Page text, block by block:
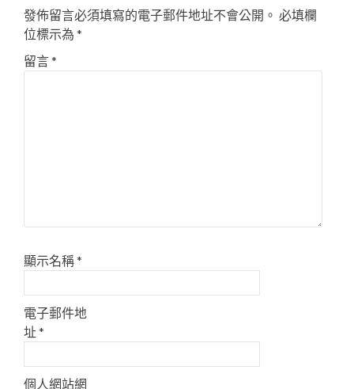
發佈留言必須填寫的電子郵件地址不會公開。 必填欄
位標示為 *
留言*
顯示名稱*
電子郵件地
址*
個人網站網